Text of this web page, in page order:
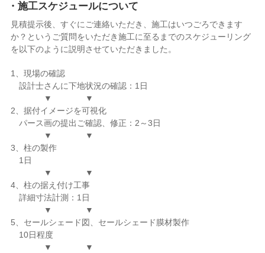
・施工スケジュールについて
見積提示後、すぐにご連絡いただき、施工はいつごろできます
か？というご質問をいただき施工に至るまでのスケジューリング
を以下のように説明させていただきました。
1、現場の確認
設計士さんに下地状況の確認：1日
▼ ▼
2、据付イメージを可視化
パース画の提出ご確認、修正：2～3日
▼ ▼
3、柱の製作
1日
▼ ▼
4、柱の据え付け工事
詳細寸法計測：1日
▼ ▼
5、セールシェード図、セールシェード膜材製作
10日程度
▼ ▼